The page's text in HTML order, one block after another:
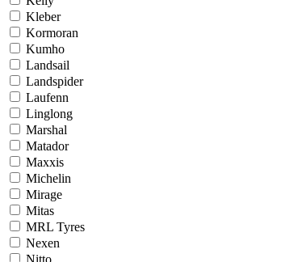
Kleber
Kormoran
Kumho
Landsail
Landspider
Laufenn
Linglong
Marshal
Matador
Maxxis
Michelin
Mirage
Mitas
MRL Tyres
Nexen
Nitto